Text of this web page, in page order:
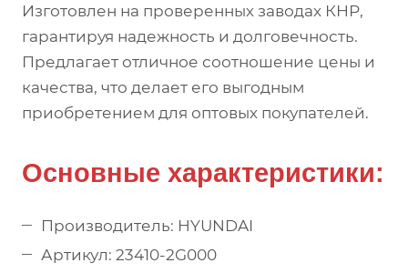
Изготовлен на проверенных заводах КНР,
гарантируя надежность и долговечность.
Предлагает отличное соотношение цены и
качества, что делает его выгодным
приобретением для оптовых покупателей.
Основные характеристики:
Производитель: HYUNDAI
Артикул: 23410-2G000